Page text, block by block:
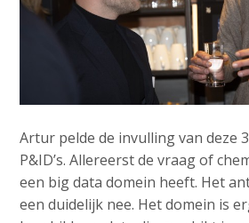
Artur pelde de invulling van deze
P&ID’s. Allereerst de vraag of
een big data domein heeft. Het
een duidelijk nee. Het domein is